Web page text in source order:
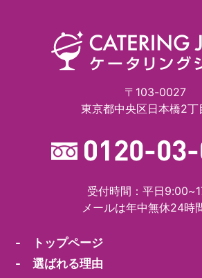
〒103-0027
東京都中央区日本橋2丁
受付時間：平日
メールは年中無休24時
- トップページ
- 選ばれる理由